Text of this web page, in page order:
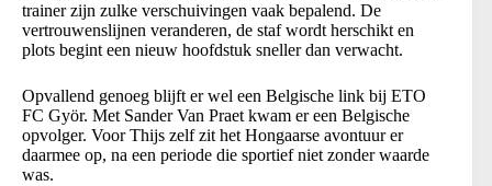
trainer zijn zulke verschuivingen vaak bepalend. De
vertrouwenslijnen veranderen, de staf wordt herschikt en
plots begint een nieuw hoofdstuk sneller dan verwacht.
Opvallend genoeg blijft er wel een Belgische link bij ETO
FC Györ. Met Sander Van Praet kwam er een Belgische
opvolger. Voor Thijs zelf zit het Hongaarse avontuur er
daarmee op, na een periode die sportief niet zonder waarde
was.